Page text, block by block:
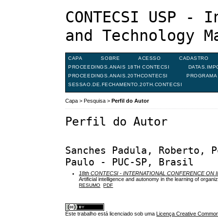
CONTECSI USP
and Technology
CAPA SOBRE ACESSO
CADASTRO
PROCEEDINGS.ANAIS 18TH CONTECSI
PROCEEDINGS.ANAIS.20THCONTECSI
SESSAO.DE.FECHAMENTO.20TH.CONTECSI
Capa >Pesquisa >Perfil do Autor
Perfil do Autor
Sanches Padula,
Paulo - PUC-SP, Brasil
18th CONTECSI - INTERNATIONAL CONFERENCE
Artificial intelligence and autonomy in the learning of
RESUMO PDF
Este trabalho está licenciado sob uma Licença Creative